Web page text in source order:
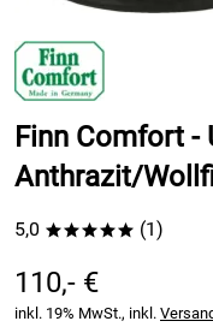
Finn Comfort -
Anthrazit/
5,0 ***** (1)
110,- €
inkl. 19% MwSt., inkl.